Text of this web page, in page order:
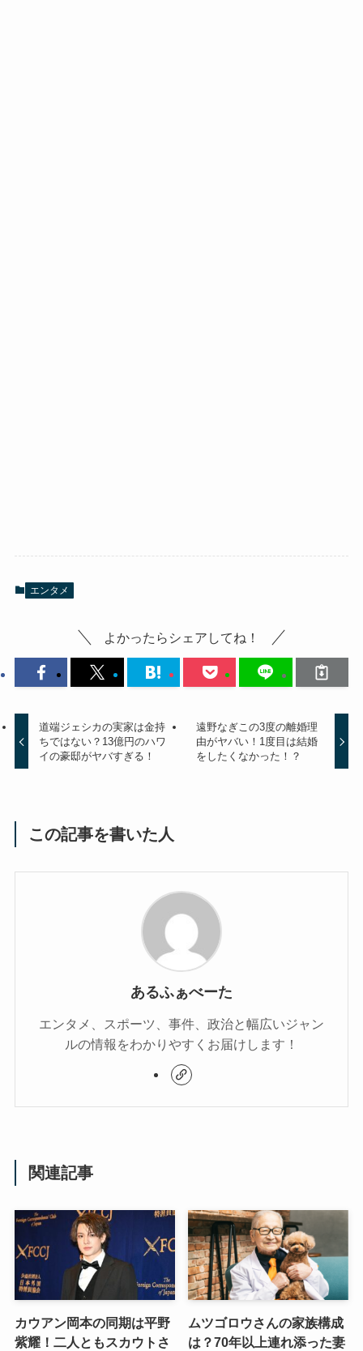
エンタメ
よかったらシェアしてね！
道端ジェシカの実家は金持
ちではない？13億円のハワ
イの豪邸がヤバすぎる！
遠野なぎこの3度の離婚理
由がヤバい！1度目は結婚
をしたくなかった！？
この記事を書いた人
あるふぁべーた
エンタメ、スポーツ、事件、政治と幅広いジャン
ルの情報をわかりやすくお届けします！
関連記事
カウアン岡本の同期は平野
紫耀！二人ともスカウトさ
ムツゴロウさんの家族構成
は？70年以上連れ添った妻